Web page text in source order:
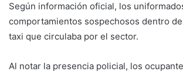
Según información oficial, los
comportamientos sospechosos dentro
taxi que circulaba por el sector.
Al notar la presencia policial, los